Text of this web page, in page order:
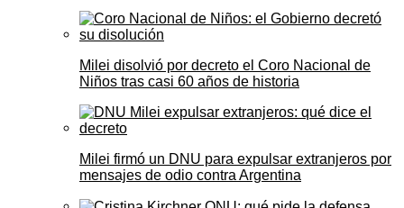
Milei disolvió por decreto el Coro Nacional de
Niños tras casi 60 años de historia
Milei firmó un DNU para expulsar extranjeros por
mensajes de odio contra Argentina